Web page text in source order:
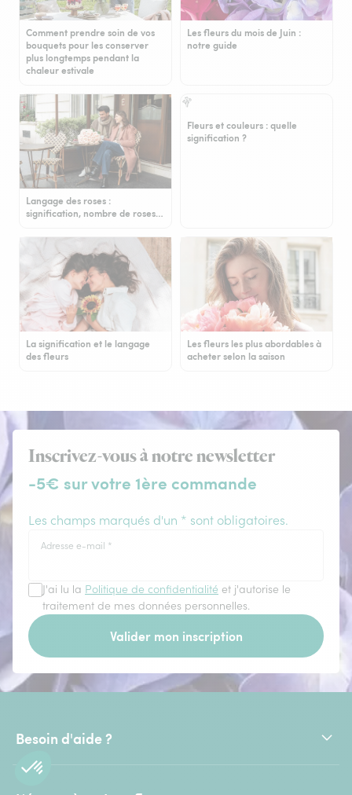
Comment prendre soin de vos
bouquets pour les conserver
plus longtemps pendant la
chaleur estivale
Les fleurs du mois de Juin :
notre guide
Langage des roses :
signification, nombre de roses…
Fleurs et couleurs : quelle
signification ?
La signification et le langage
des fleurs
Les fleurs les plus abordables à
acheter selon la saison
Inscrivez-vous à notre newsletter
-5€ sur votre 1ère commande
Les champs marqués d'un * sont obligatoires.
Adresse e-mail *
J'ai lu la Politique de confidentialité et j'autorise le
traitement de mes données personnelles.
Valider mon inscription
Besoin d'aide ?